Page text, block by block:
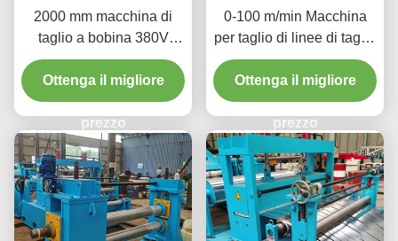
2000 mm macchina di
taglio a bobina 380V
50Hz 3 fasi aumentare la
disponibilità del materiale
Ottenga il migliore
prezzo
0-100 m/min Macchina
per taglio di linee di taglio
di bobine per tagliare
bobine di metallo di
grandi dimensioni in
strisce più strette
Ottenga il migliore
prezzo